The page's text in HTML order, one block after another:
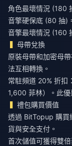
角色最壞情況 (180
音擎硬保底 (80 抽)
音擎最壞情況 (160
母帶兌換
原裝母帶和加密母
法互相轉換。
常駐頻道 20% 折扣
1,600 菲林）。此優
禮包購買價值
透過 BitTopup 購買
貨與安全支付。
首次儲值可獲得雙